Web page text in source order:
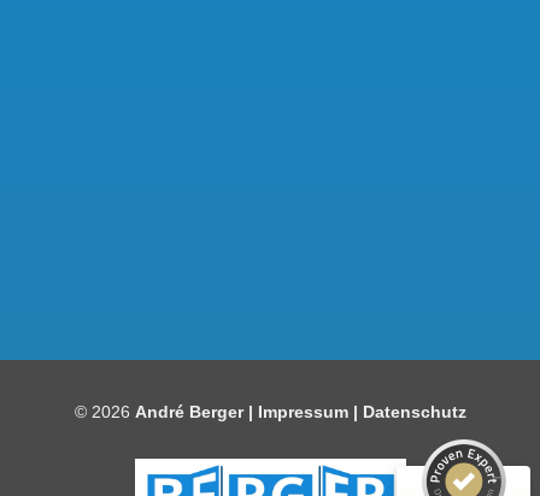
© 2026 André Berger | Impressum| Datenschutz
Empfehlungen auf